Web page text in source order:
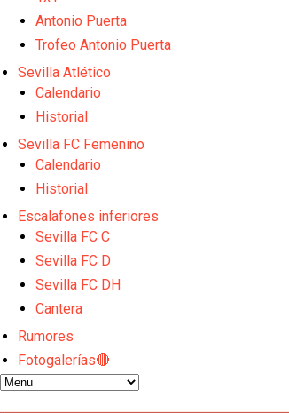
Opinión | "Carta abierta a Alberto
El Sevilla oficializa el traspaso de Sow
Diomande ya es madridista mientras
Antonio Puerta
Trofeo Antonio Puerta
Sevilla Atlético
Calendario
Historial
Sevilla FC Femenino
Calendario
Historial
Escalafones inferiores
Sevilla FC C
Sevilla FC D
Sevilla FC DH
Cantera
Rumores
Fotogalerías🔴